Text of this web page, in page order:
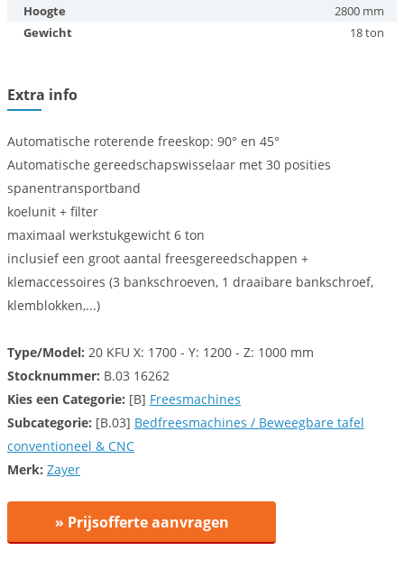
Hoogte
2800 mm
Gewicht
18 ton
Extra info
Automatische roterende freeskop: 90° en 45°
Automatische gereedschapswisselaar met 30 posities
spanentransportband
koelunit + filter
maximaal werkstukgewicht 6 ton
inclusief een groot aantal freesgereedschappen +
klemaccessoires (3 bankschroeven, 1 draaibare bankschroef,
klemblokken,...)
Type/Model: 20 KFU X: 1700 - Y: 1200 - Z: 1000 mm
Stocknummer: B.03 16262
Kies een Categorie: [B] Freesmachines
Subcategorie: [B.03] Bedfreesmachines / Beweegbare tafel
conventioneel & CNC
Merk: Zayer
» Prijsofferte aanvragen